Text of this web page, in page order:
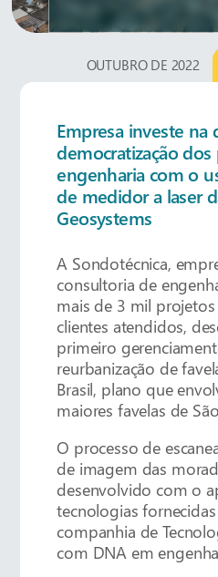
OUTUBRO DE 2022
Empresa investe na
democratização
engenharia com o
de medidor a laser
Geosystems
A Sondotécnica,
consultoria de
mais de 3 mil
clientes atendidos,
primeiro
reurbanização de
Brasil, plano que
maiores favelas de
O processo de
de imagem das
desenvolvido com o
tecnologias
companhia de
com DNA em